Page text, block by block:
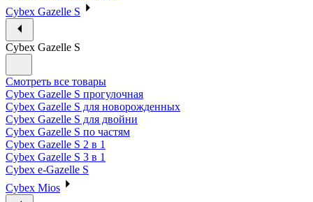
Cybex Gazelle S
Cybex Gazelle S
Смотреть все товары
Cybex Gazelle S прогулочная
Cybex Gazelle S для новорожденных
Cybex Gazelle S для двойни
Cybex Gazelle S по частям
Cybex Gazelle S 2 в 1
Cybex Gazelle S 3 в 1
Cybex e-Gazelle S
Cybex Mios